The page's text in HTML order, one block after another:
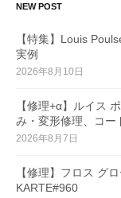
NEW POST
【特集】Louis
実例
2026年8月10日
【修理+α】ルイス
み・変形修理、コ
2026年8月7日
【修理】フロス グ
KARTE#960